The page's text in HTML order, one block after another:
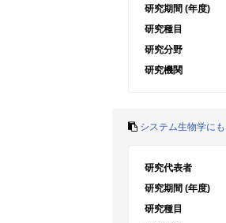
研究期間 (年度)
研究種目
研究分野
研究機関
システム生物学に
研究代表者
研究期間 (年度)
研究種目